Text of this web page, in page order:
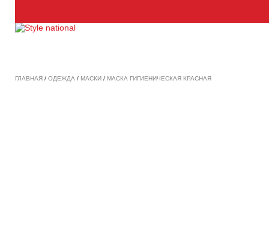
ГЛАВНАЯ / ОДЕЖДА / МАСКИ / МАСКА ГИГИЕНИЧЕСКАЯ КРАСНАЯ